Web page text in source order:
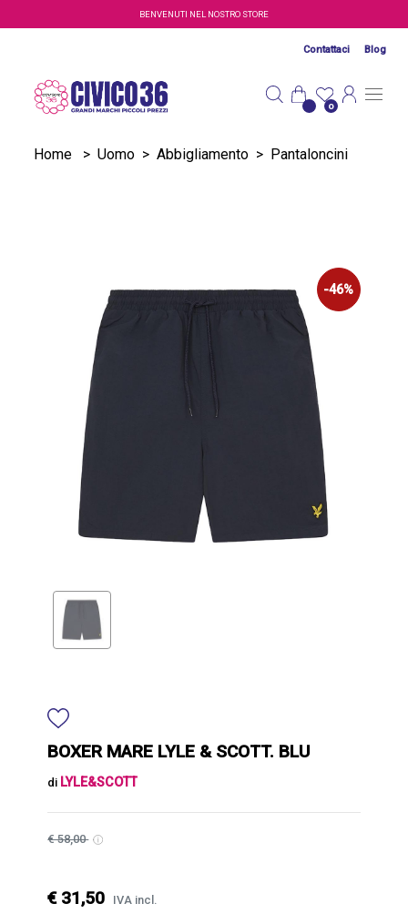
Salta al contenuto principaleBENVENUTI NEL NOSTRO STORE
Contattaci Blog
0
Home > Uomo > Abbigliamento > Pantaloncini
-46%
BOXER MARE LYLE & SCOTT. BLU
di LYLE&SCOTT
€ 58,00
€ 31,50 IVA incl.